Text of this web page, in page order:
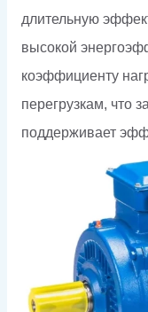
длительную
высокой
коэффициенту
перегрузкам, что
поддерживает